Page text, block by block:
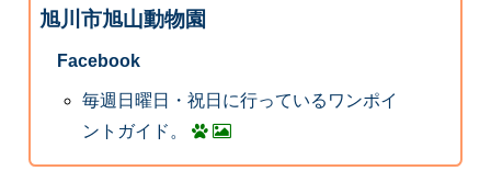
旭川市旭山動物園
Facebook
毎週日曜日・祝日に行っているワンポイ
ントガイド。